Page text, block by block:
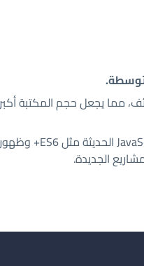
مما يجعل حجم المكتبة
الجديدة.